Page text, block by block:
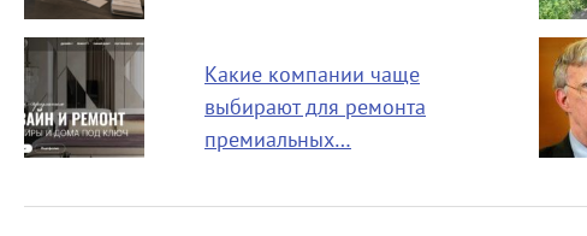
Какие компании чаще
выбирают для ремонта
премиальных…